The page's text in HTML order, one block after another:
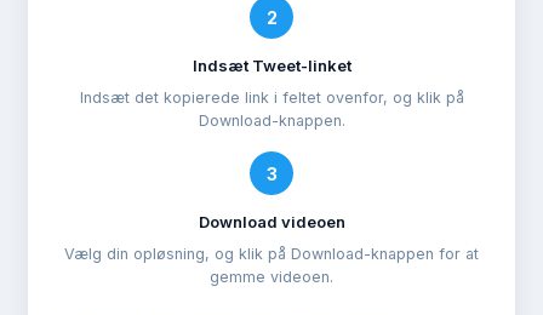
2
Indsæt Tweet-linket
Indsæt det kopierede link i feltet ovenfor, og klik på
Download-knappen.
3
Download videoen
Vælg din opløsning, og klik på Download-knappen for at
gemme videoen.